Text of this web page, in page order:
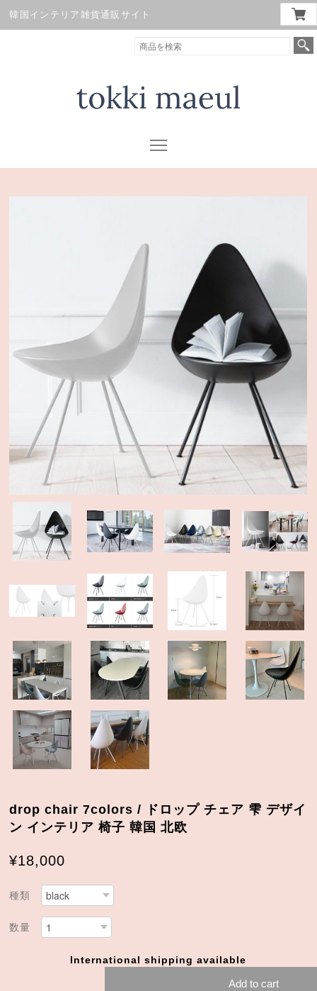
韓国インテリア雑貨通販サイト
drop chair 7colors / ドロップ チェア 雫 デザイ
ン インテリア 椅子 韓国 北欧
¥18,000
種類
数量
International shipping available
Add to cart